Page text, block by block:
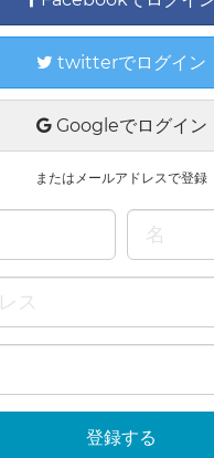
twitterでログイン
Googleでログイン
またはメールアドレスで登録